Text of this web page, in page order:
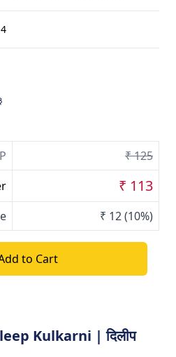
₹ 125
₹ 113
₹ 12(10%)
to Cart
Kulkarni | दिलीप